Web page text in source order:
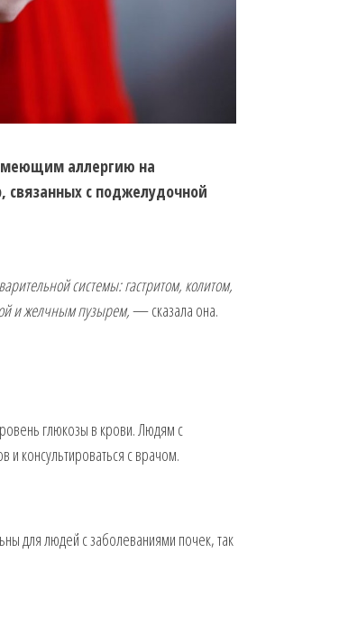
аллергию на
связанных с поджелудочной
системы: гастритом, колитом,
и желчным пузырем,— сказала она.
глюкозы в крови. Людям с
и консультироваться с врачом.
для людей с заболеваниями почек, так